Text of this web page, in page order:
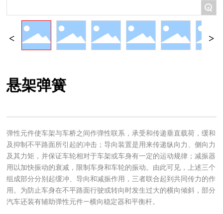
+
悬架弹簧
弹性元件使车架与车桥之间作弹性联系，承受和传递垂直载荷，缓和
及抑制不平路面所引起的冲击；导向装置是用来传递纵向力、侧向力
及其力矩，并保证车轮相对于车架或车身有一定的运动规律；减振器
用以加快振动的衰减，限制车身和车轮的振动。由此可见，上述三个
组成部分分别起缓冲、导向和减振作用，三者联合起到共同传力的作
用。为防止车身在不平路面行驶或转向时发生过大的横向倾斜，部分
汽车还装有辅助弹性元件—横向稳定器和平衡杆。